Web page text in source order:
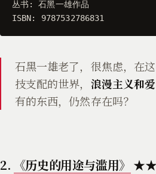
丛书 :
石黑一雄作品
ISBN: 9787532786831
石黑一雄老了，很焦虑，在
技支配的世界， 浪漫主义和爱
有的东西，仍然存在吗？
2. 《历史的用途与滥用》